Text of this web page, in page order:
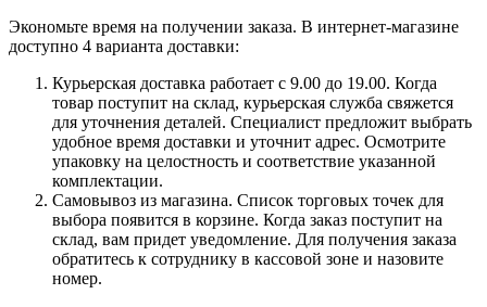
Экономьте время на получении заказа. В интернет-магазине
доступно 4 варианта доставки:
Курьерская доставка работает с 9.00 до 19.00. Когда
товар поступит на склад, курьерская служба свяжется
для уточнения деталей. Специалист предложит выбрать
удобное время доставки и уточнит адрес. Осмотрите
упаковку на целостность и соответствие указанной
комплектации.
Самовывоз из магазина. Список торговых точек для
выбора появится в корзине. Когда заказ поступит на
склад, вам придет уведомление. Для получения заказа
обратитесь к сотруднику в кассовой зоне и назовите
номер.